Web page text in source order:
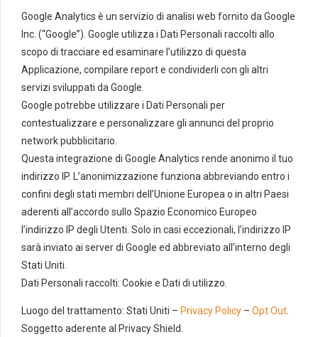
Google Analytics è un servizio di analisi web fornito da Google
Inc. (“Google”). Google utilizza i Dati Personali raccolti allo
scopo di tracciare ed esaminare l’utilizzo di questa
Applicazione, compilare report e condividerli con gli altri
servizi sviluppati da Google.
Google potrebbe utilizzare i Dati Personali per
contestualizzare e personalizzare gli annunci del proprio
network pubblicitario.
Questa integrazione di Google Analytics rende anonimo il tuo
indirizzo IP. L’anonimizzazione funziona abbreviando entro i
confini degli stati membri dell’Unione Europea o in altri Paesi
aderenti all’accordo sullo Spazio Economico Europeo
l’indirizzo IP degli Utenti. Solo in casi eccezionali, l’indirizzo IP
sarà inviato ai server di Google ed abbreviato all’interno degli
Stati Uniti.
Dati Personali raccolti: Cookie e Dati di utilizzo.
Luogo del trattamento: Stati Uniti – Privacy Policy – Opt Out
Soggetto aderente al Privacy Shield.